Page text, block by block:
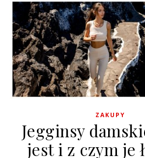
ZAKUPY
Jegginsy
jest i z czym je